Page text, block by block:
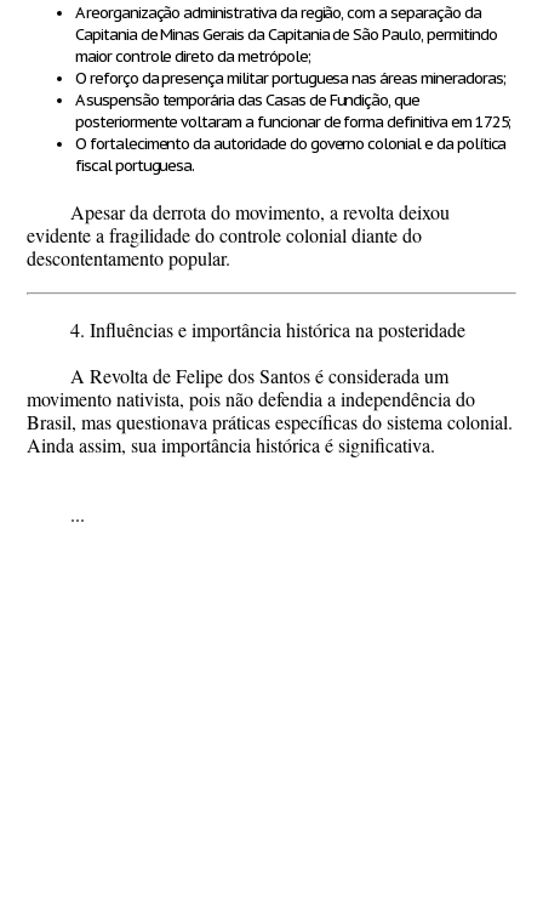
Areorganização administrativa da região, com a separação da
Capitania de Minas Geraisda Capitania de São Paulo, permitindo
maior controle direto da metrópole;
O reforço da presença militar portuguesa nas áreas mineradoras;
A suspensão temporária das Casas de Fundição, que
posteriormente voltaram a funcionar de forma definitiva em1725;
O fortalecimento da autoridade do governo colonial e da política
fiscal portuguesa.
Apesar da derrota do movimento, a revolta deixou
evidente a fragilidade do controle colonial diante do
descontentamento popular.
4. Influências e importância histórica na posteridade
A Revolta de Felipe dos Santos é considerada um
movimento nativista, pois não defendia a independência do
Brasil, mas questionava práticas específicas do sistema colonial.
Ainda assim, sua importância histórica é significativa.
...